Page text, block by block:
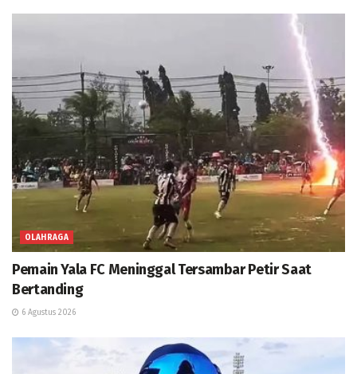
OLAHRAGA
Pemain Yala FC Meninggal Tersambar Petir Saat
Bertanding
6 Agustus 2026